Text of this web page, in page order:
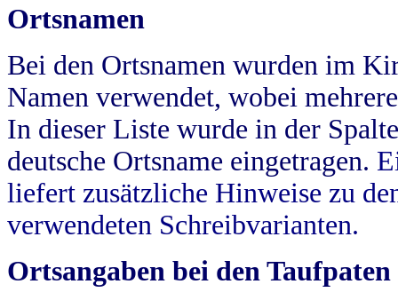
Ortsnamen
Bei den Ortsnamen wurden im
Namen verwendet, wobei
In dieser Liste wurde in der
deutsche Ortsname eingetragen.
liefert zusätzliche Hinweise zu
verwendeten Schreibvarianten.
Ortsangaben bei den Taufpaten